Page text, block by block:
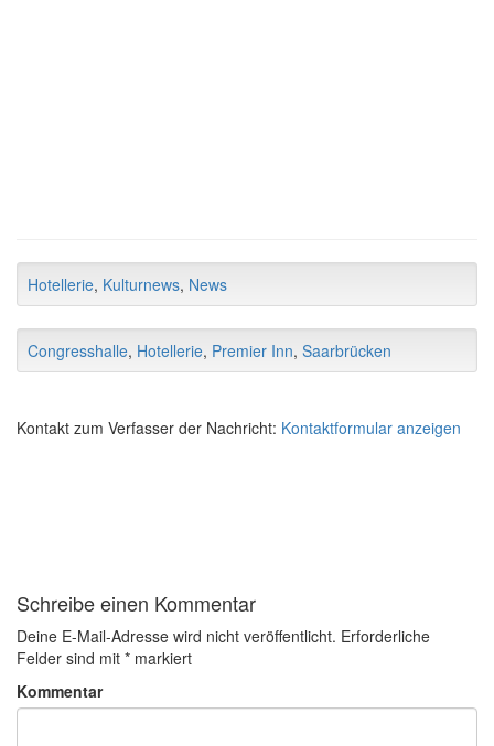
Hotellerie, Kulturnews, News
Congresshalle, Hotellerie, Premier Inn, Saarbrücken
Kontakt zum Verfasser der Nachricht: Kontaktformular anzeigen
Schreibe einen Kommentar
Deine E-Mail-Adresse wird nicht veröffentlicht. Erforderliche
Felder sind mit * markiert
Kommentar